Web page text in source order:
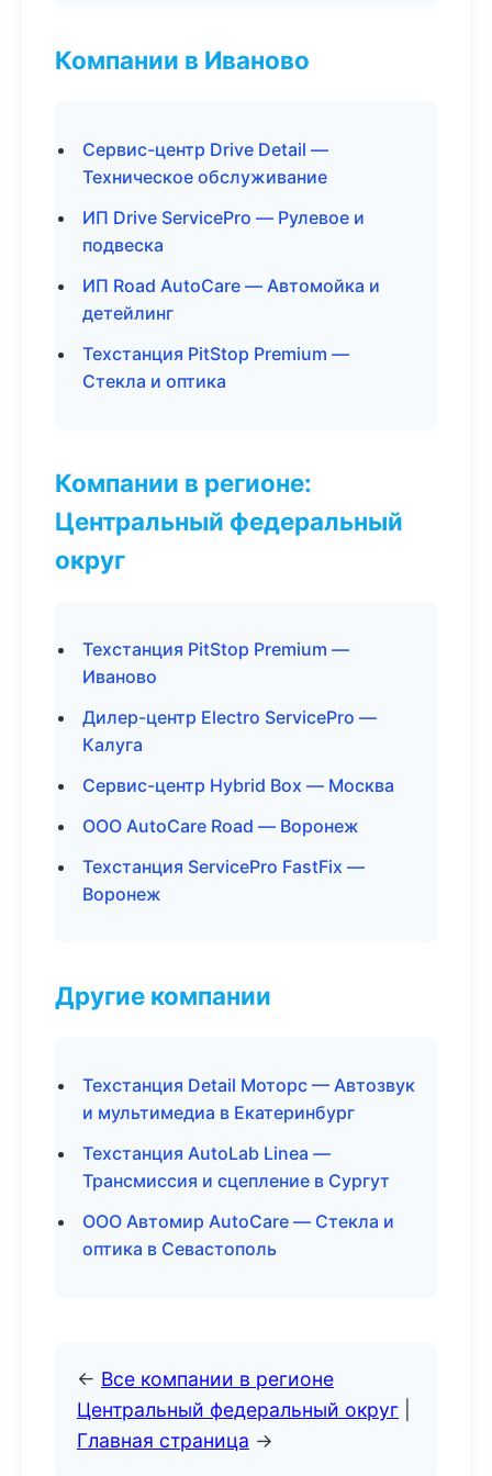
Компании в Иваново
Сервис-центр Drive Detail —
Техническое обслуживание
ИП Drive ServicePro — Рулевое и
подвеска
ИП Road AutoCare — Автомойка и
детейлинг
Техстанция PitStop Premium —
Стекла и оптика
Компании в регионе:
Центральный федеральный
округ
Техстанция PitStop Premium —
Иваново
Дилер-центр Electro ServicePro —
Калуга
Сервис-центр Hybrid Box — Москва
ООО AutoCare Road — Воронеж
Техстанция ServicePro FastFix —
Воронеж
Другие компании
Техстанция Detail Моторс — Автозвук
и мультимедиа в Екатеринбург
Техстанция AutoLab Linea —
Трансмиссия и сцепление в Сургут
ООО Автомир AutoCare — Стекла и
оптика в Севастополь
← Все компании в регионе
Центральный федеральный округ
Главная страница →